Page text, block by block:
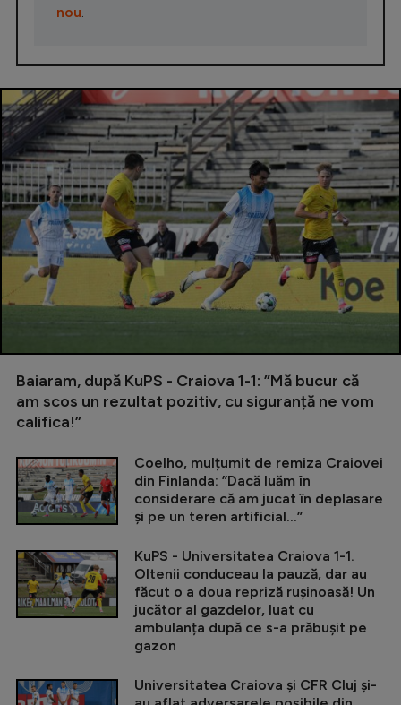
nou
Baiaram, după KuPS - Craiova 1-1: ”Mă bucur că
am scos un rezultat pozitiv, cu siguranță ne vom
califica!”
Coelho, mulțumit de remiza Craiovei
din Finlanda: ”Dacă luăm în
considerare că am jucat în deplasare
și pe un teren artificial...”
KuPS - Universitatea Craiova 1-1.
Oltenii conduceau la pauză, dar au
făcut o a doua repriză rușinoasă! Un
jucător al gazdelor, luat cu
ambulanța după ce s-a prăbușit pe
gazon
Universitatea Craiova și CFR Cluj și-